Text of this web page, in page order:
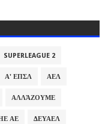
SUPERLEAGUE 2
Α' ΕΠΣΛ ΑΕΛ
ΑΛΛΆΖΟΥΜΕ
ΑΕ ΔΕΥΑΕΛ